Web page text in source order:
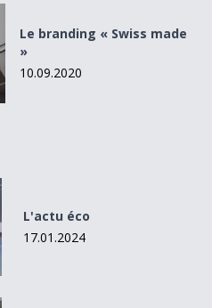
Le branding « Swiss made
»
10.09.2020
L'actu éco
17.01.2024